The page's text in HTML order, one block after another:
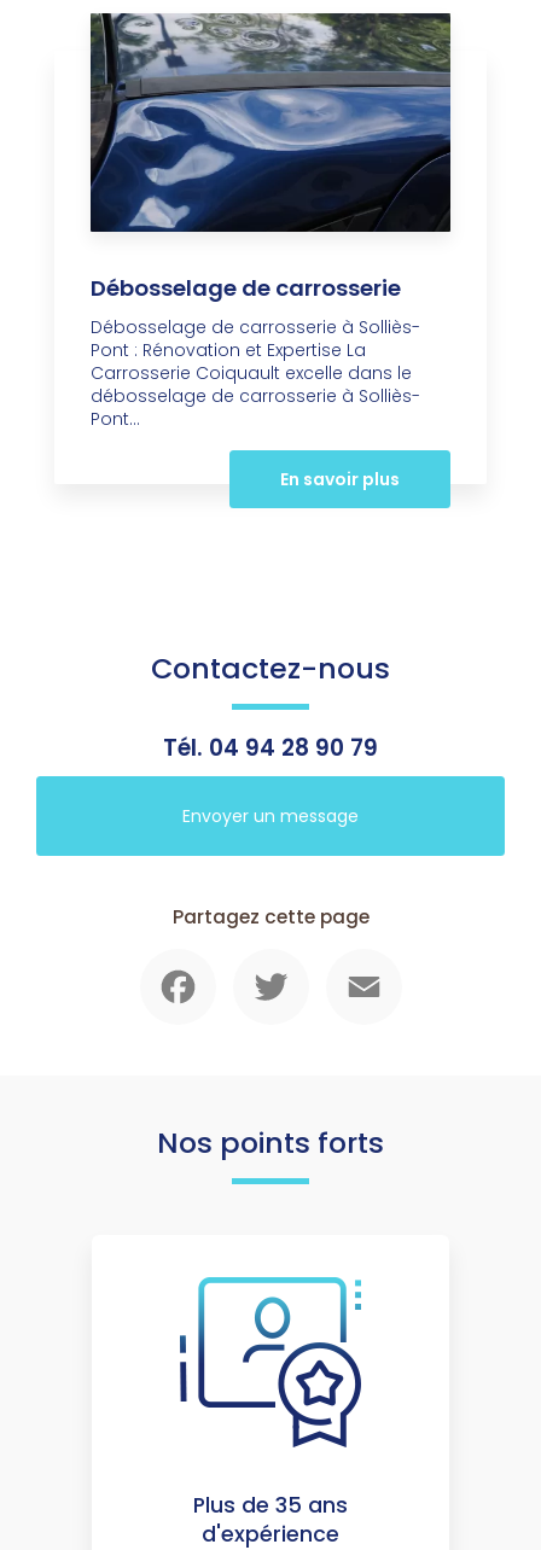
Débosselage de carrosserie
Débosselage de carrosserie à Solliès-
Pont : Rénovation et Expertise La
Carrosserie Coiquault excelle dans le
débosselage de carrosserie à Solliès-
Pont...
En savoir plus
Contactez-nous
Tél. 04 94 28 90 79
Envoyer un message
Partagez cette page
Nos points forts
Plus de 35 ans
d'expérience